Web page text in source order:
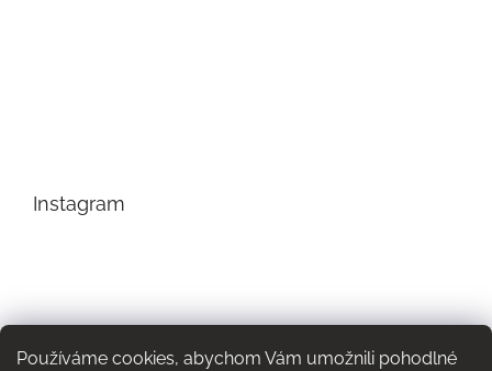
Používáme cookies, abychom Vám umožnili pohodlné
Instagram